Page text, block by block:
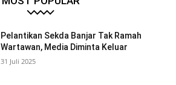
Pelantikan Sekda Banjar Tak Ramah
Wartawan, Media Diminta Keluar
31 Juli 2025